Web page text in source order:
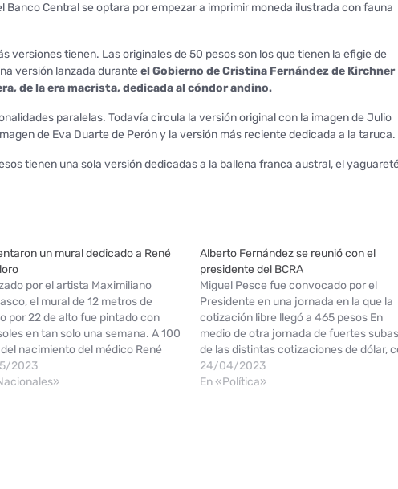
Central se optara por empezar a imprimir moneda ilustrada con fauna
versiones tienen. Las originales de 50 pesos son los que tienen la efigie de
versión lanzada durante el Gobierno de Cristina Fernández de Kirchner
de la era macrista, dedicada al cóndor andino.
paralelas. Todavía circula la versión original con la imagen de Julio
de Eva Duarte de Perón y la versión más reciente dedicada a la taruca.
tienen una sola versión dedicadas a la ballena franca austral, el
un mural dedicado a René
por el artista Maximiliano
el mural de 12 metros de
por 22 de alto fue pintado con
en tan solo una semana. A 100
nacimiento del médico René
se presentó este lunes en
centro porteño un inmenso mural
2023
Alberto Fernández se reunió con el
presidente del BCRA
Miguel Pesce fue convocado por el
Presidente en una jornada en la que la
cotización libre llegó a 465 pesos En
medio de otra jornada de fuertes subas
de las distintas cotizaciones de dólar,
la divisa libre que saltó 20 pesos a $462,
el presidente de la Nación, Alberto
24/04/2023
En «Política»